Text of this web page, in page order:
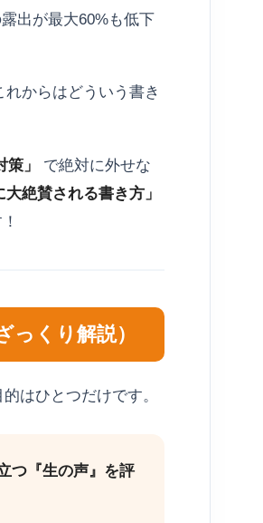
出が最大60%も低下
れからはどういう書き
策」
で絶対に外せな
絶賛される書き方」
くり解説）
はひとつだけです。
つ『生の声』を評